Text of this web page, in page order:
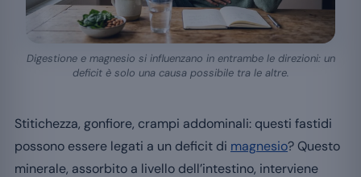
Digestione e magnesio si influenzano in entrambe le direzioni: un
deficit è solo una causa possibile tra le altre.
Stitichezza, gonfiore, crampi addominali: questi fastidi
possono essere legati a un deficit di magnesio? Questo
minerale, assorbito a livello dell’intestino, interviene